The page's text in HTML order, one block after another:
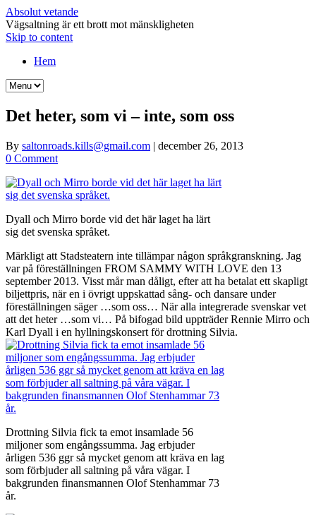
Absolut vetande
Vägsaltning är ett brott mot mänskligheten
Skip to content
Hem
Det heter, som vi – inte, som oss
By saltonroads.kills@gmail.com | december 26, 2013
0 Comment
Dyall och Mirro borde vid det här laget ha lärt
sig det svenska språket.
Märkligt att Stadsteatern inte tillämpar någon språkgranskning. Jag
var på föreställningen FROM SAMMY WITH LOVE den 13
september 2013. Visst mår man dåligt, efter att ha betalat ett skapligt
biljettpris, när en i övrigt uppskattad sång- och dansare under
föreställningen säger …som oss… När alla integrerade svenskar vet
att det heter …som vi… På bifogad bild uppträder Rennie Mirro och
Karl Dyall i en hyllningskonsert för drottning Silvia.
Drottning Silvia fick ta emot insamlade 56
miljoner som engångssumma. Jag erbjuder
årligen 536 ggr så mycket genom att kräva en lag
som förbjuder all saltning på våra vägar. I
bakgrunden finansmannen Olof Stenhammar 73
år.